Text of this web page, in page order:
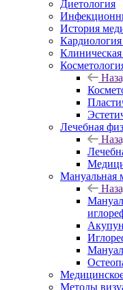
Диетология
История
Клиническая
Лечебная
Мануальная
Методы